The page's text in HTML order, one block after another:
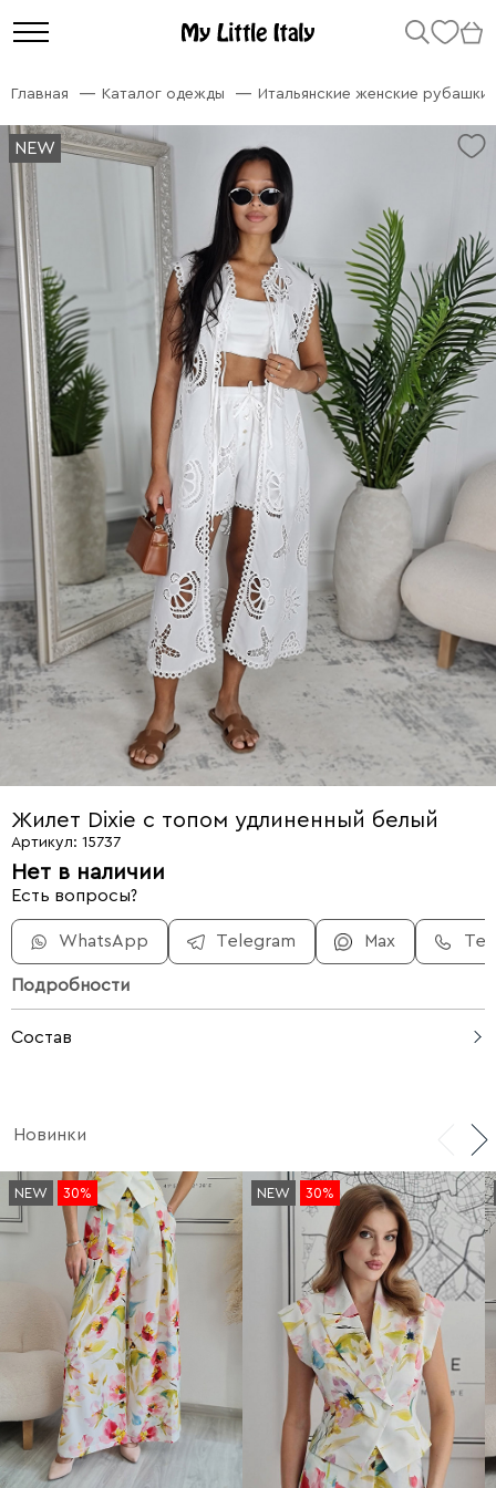
Главная Каталог одежды Итальянские женские рубашки
NEW
NEW
Жилет Dixie с топом удлиненный белый
Артикул: 15737
Нет в наличии
Есть вопросы?
WhatsApp Telegram Max
Подробности
Состав
Новинки
NEW 30% NEW 30%